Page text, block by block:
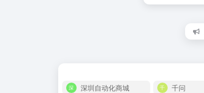
深圳自动化商城
千问